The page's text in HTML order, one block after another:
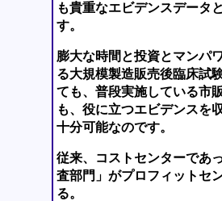
も貴重なエビデンスデータ
す。
膨大な時間と投資とマンパ
る大規模製造販売後臨床試
ても、普段実施している市
も、役に立つエビデンスを
十分可能なのです。
従来、コストセンターであ
査部門」がプロフィットセ
る。